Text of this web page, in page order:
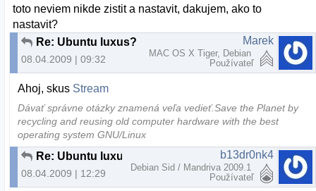
toto neviem nikde zistit a nastavit, dakujem, ako to
nastavit?
Re: Ubuntu luxus?
08.04.2009 | 09:32
Marek
MAC OS X Tiger, Debian
Používateľ
Ahoj, skus Stream
Dávať správne otázky znamená veľa vedieť.Save the Planet by
recycling and reusing old computer hardware with the best
operating system GNU/Linux
Re: Ubuntu luxus?
08.04.2009 | 12:29
b13dr0nk4
Debian Sid / Mandriva 2009.1
Používateľ